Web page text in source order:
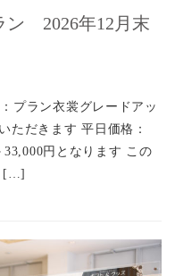
ン 2026年12月末
プラン衣裳グレードアッ
ただきます 平日価格：
円となります この
[…]